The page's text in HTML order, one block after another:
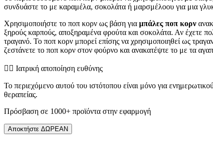
συνδυάστε το με καραμέλα, σοκολάτα ή μαρσμέλοου για μια
Χρησιμοποιήστε το ποπ κορν ως βάση για μπάλες ποπ κορν
ξηρούς καρπούς, αποξηραμένα φρούτα και σοκολάτα. Αν έχετε
τραγανό. Το ποπ κορν μπορεί επίσης να χρησιμοποιηθεί ως
ζεστάνετε το ποπ κορν στον φούρνο και ανακατέψτε το με τα
👨‍⚕️️ Ιατρική αποποίηση ευθύνης
Το περιεχόμενο αυτού του ιστότοπου είναι μόνο για
θεραπείας.
Πρόσβαση σε 1000+ προϊόντα στην εφαρμογή
Αποκτήστε ΔΩΡΕΑΝ